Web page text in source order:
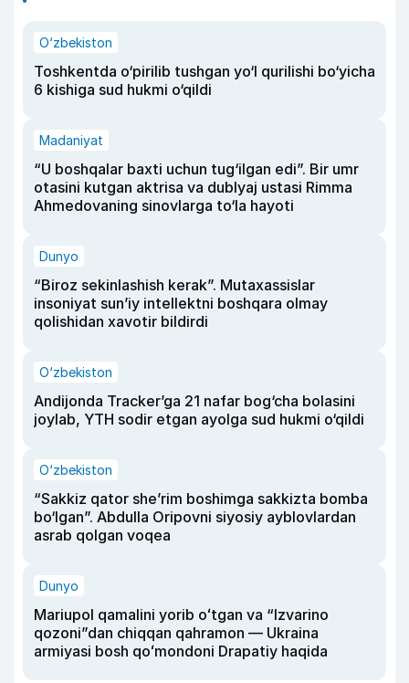
O‘zbekiston
Toshkentda o‘pirilib tushgan yo‘l qurilishi bo‘yicha
6 kishiga sud hukmi o‘qildi
Madaniyat
“U boshqalar baxti uchun tug‘ilgan edi”. Bir umr
otasini kutgan aktrisa va dublyaj ustasi Rimma
Ahmedovaning sinovlarga to‘la hayoti
Dunyo
“Biroz sekinlashish kerak”. Mutaxassislar
insoniyat sun’iy intellektni boshqara olmay
qolishidan xavotir bildirdi
O‘zbekiston
Andijonda Tracker’ga 21 nafar bog‘cha bolasini
joylab, YTH sodir etgan ayolga sud hukmi o‘qildi
O‘zbekiston
“Sakkiz qator she’rim boshimga sakkizta bomba
bo‘lgan”. Abdulla Oripovni siyosiy ayblovlardan
asrab qolgan voqea
Dunyo
Mariupol qamalini yorib oʻtgan va “Izvarino
qozoni”dan chiqqan qahramon — Ukraina
armiyasi bosh qoʻmondoni Drapatiy haqida